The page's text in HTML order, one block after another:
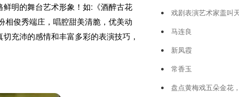
明的舞台艺术形象！如:《酒醉古花
相俊秀端庄，唱腔甜美清脆，优美动
充沛的感情和丰富多彩的表演技巧，
戏剧表演艺术家盖叫
马连良
新凤霞
常香玉
盘点黄梅戏五朵金花